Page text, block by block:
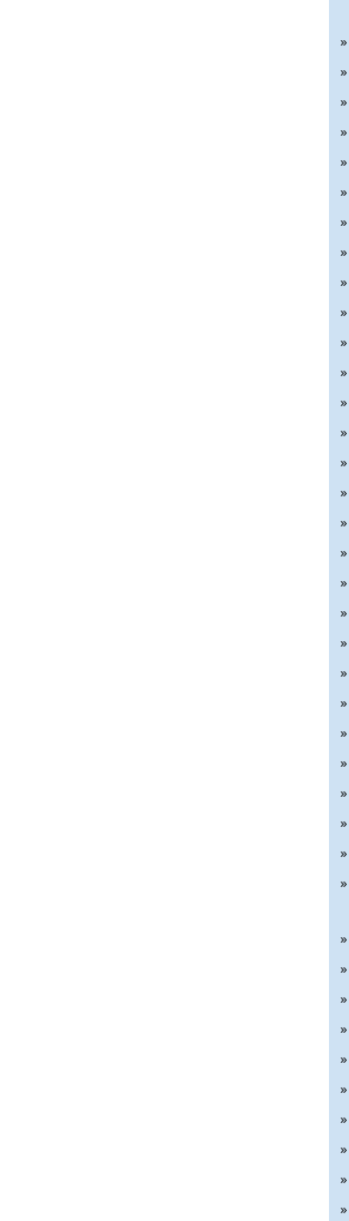
»
»
»
»
»
»
»
»
»
»
»
»
»
»
»
»
»
»
»
»
»
»
»
»
»
»
»
»
»
»
»
»
»
»
»
»
»
»
»